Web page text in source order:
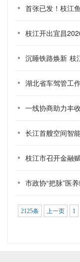
首张已发！枝江
枝江开出宜昌
沉睡铁路焕新 枝
湖北省车驾管工
一线协商助力丰
长江首艘空间智
枝江市召开金融
市政协“把脉”医
2125条 上一页 1